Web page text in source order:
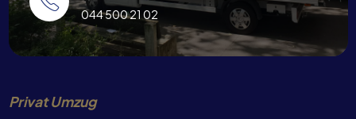
044 500 21 02
Privat Umzug